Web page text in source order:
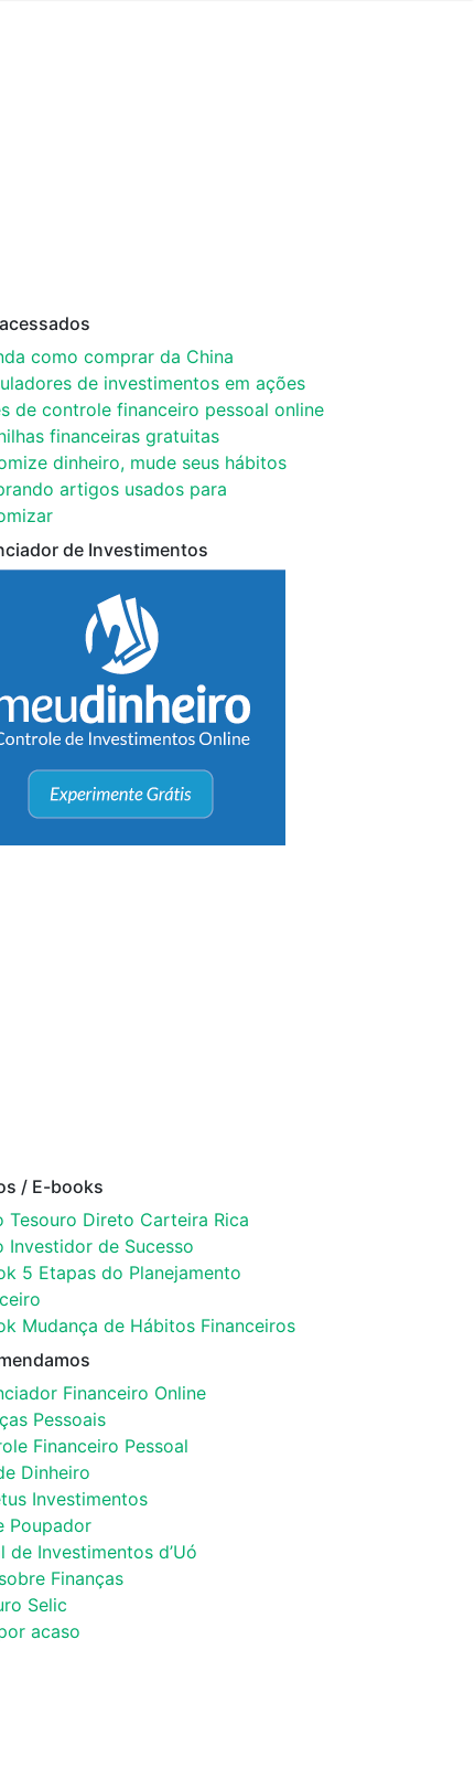
como comprar da China
de investimentos em ações
de controle financeiro pessoal online
financeiras gratuitas
dinheiro, mude seus hábitos
artigos usados para
de Investimentos
/ E-books
Tesouro Direto Carteira Rica
Investidor de Sucesso
5 Etapas do Planejamento
Mudança de Hábitos Financeiros
Financeiro Online
Pessoais
Financeiro Pessoal
Dinheiro
Investimentos
Poupador
de Investimentos d’Uó
Finanças
Selic
acaso